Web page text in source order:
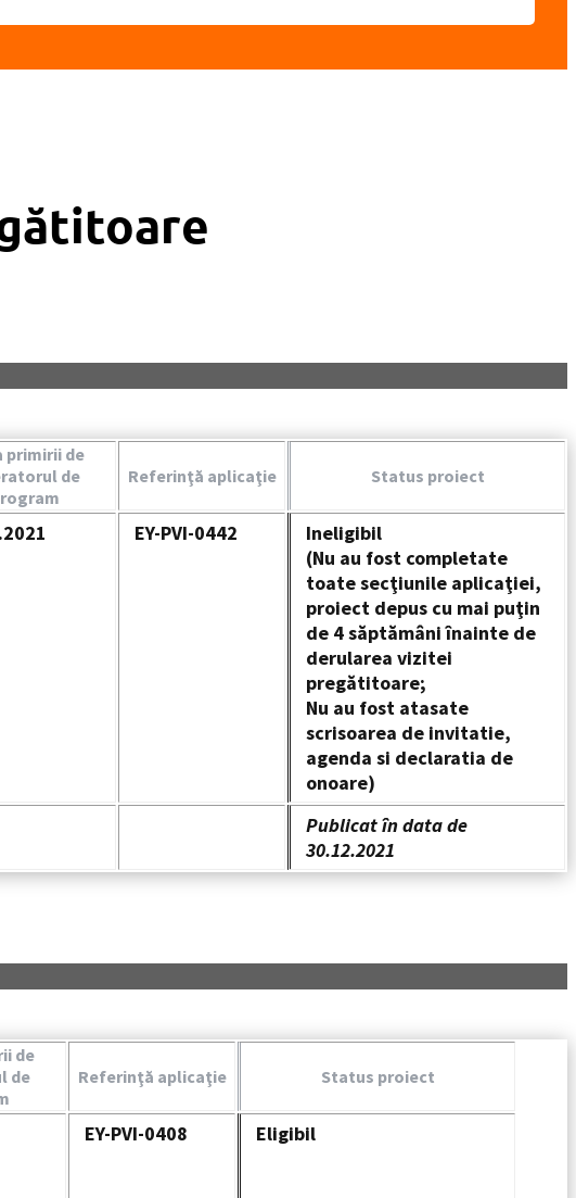
primirii de
de
Referinţă aplicaţie Status proiect
EY-PVI-0442
Ineligibil
(Nu au fost completate
toate secţiunile aplicaţiei,
proiect depus cu mai puţin
de 4 săptămâni înainte de
derularea vizitei
pregătitoare;
Nu au fost atasate
scrisoarea de invitatie,
agenda si declaratia de
onoare)
Publicat în data de
30.12.2021
de
de
Referinţă aplicaţie Status proiect
EY-PVI-0408 Eligibil